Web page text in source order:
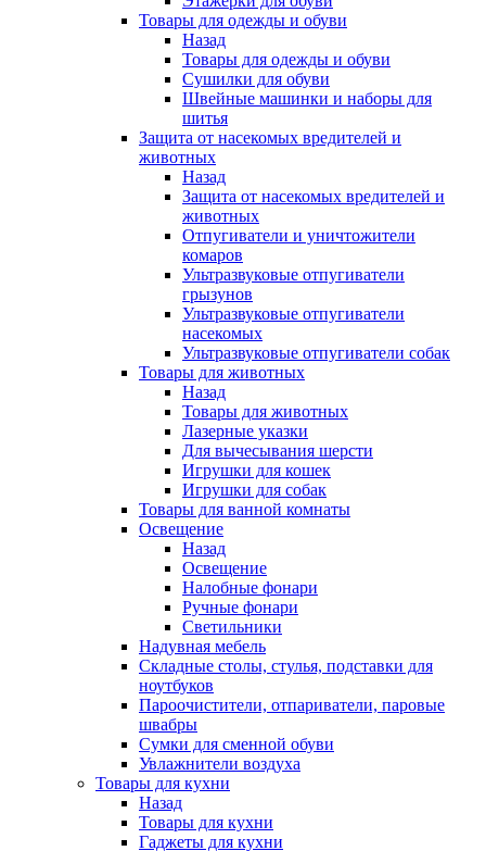
Товары для одежды и обуви
Назад
Товары для одежды и обуви
Сушилки для обуви
Швейные машинки и наборы для
шитья
Защита от насекомых вредителей и
животных
Назад
Защита от насекомых вредителей и
животных
Отпугиватели и уничтожители
комаров
Ультразвуковые отпугиватели
грызунов
Ультразвуковые отпугиватели
насекомых
Ультразвуковые отпугиватели собак
Товары для животных
Назад
Товары для животных
Лазерные указки
Для вычесывания шерсти
Игрушки для кошек
Игрушки для собак
Товары для ванной комнаты
Освещение
Назад
Освещение
Налобные фонари
Ручные фонари
Светильники
Надувная мебель
Складные столы, стулья, подставки для
ноутбуков
Пароочистители, отпариватели, паровые
швабры
Сумки для сменной обуви
Увлажнители воздуха
Товары для кухни
Назад
Товары для кухни
Гаджеты для кухни